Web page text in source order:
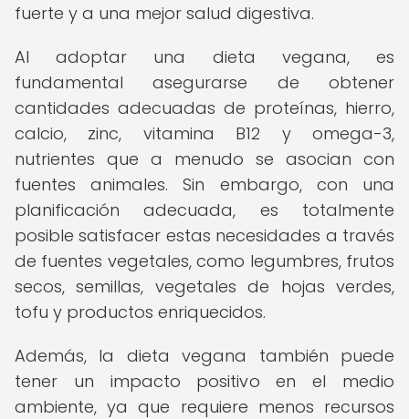
fuerte y a una mejor salud digestiva.
Al adoptar una dieta vegana, es
fundamental asegurarse de obtener
cantidades adecuadas de proteínas, hierro,
calcio, zinc, vitamina B12 y omega-3,
nutrientes que a menudo se asocian con
fuentes animales. Sin embargo, con una
planificación adecuada, es totalmente
posible satisfacer estas necesidades a través
de fuentes vegetales, como legumbres, frutos
secos, semillas, vegetales de hojas verdes,
tofu y productos enriquecidos.
Además, la dieta vegana también puede
tener un impacto positivo en el medio
ambiente, ya que requiere menos recursos